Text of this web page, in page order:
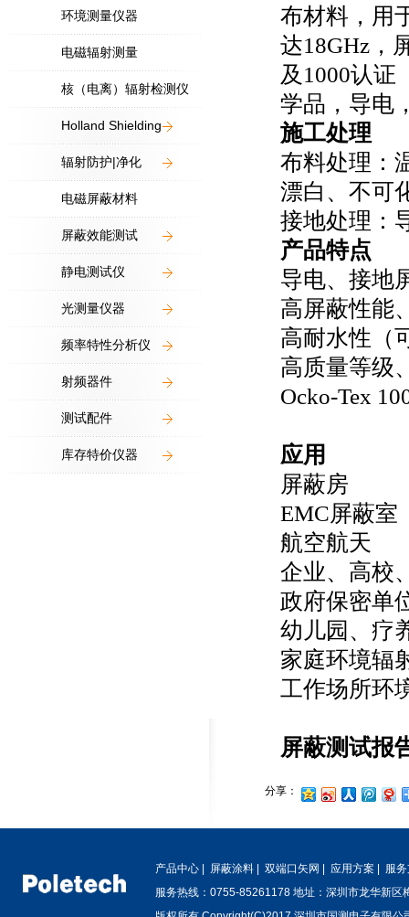
环境测量仪器
电磁辐射测量
核（电离）辐射检测仪
Holland Shielding
辐射防护|净化
电磁屏蔽材料
屏蔽效能测试
静电测试仪
光测量仪器
频率特性分析仪
射频器件
测试配件
库存特价仪器
布材料，用
达18GHz，
及1000认证
学品，导电
施工处理
布料处理：
漂白、不可
接地处理：
产品特点
导电、接地
高屏蔽性能
高耐水性（
高质量等级
Ocko-Tex
应用
屏蔽房
EMC屏蔽室
航空航天
企业、高校
政府保密单
幼儿园、疗
家庭环境辐
工作场所环
屏蔽测试报
分享：
产品中心 屏蔽涂料 双端口矢网 应用方案
服
服务热线：0755-85261178 地址：深圳市龙华新区